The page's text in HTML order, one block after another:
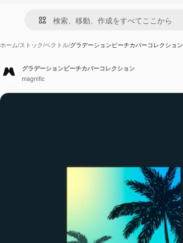
ホーム/ストック/ベクトル/グラデーションビーチカバーコレクション
グラデーションビーチカバーコレクション
magnific